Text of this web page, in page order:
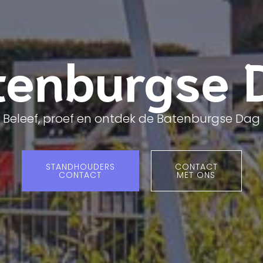
Beleef, proef en ontdek de Batenburgse Dag
STANDHOUDERS
CONTACT
CONTACT
MET ONS